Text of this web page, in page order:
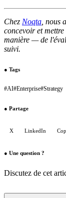
Chez Noqta ,
concevoir et
manière — de
suivi.
● Tags
#AI#Enterprise#Strategy
● Partage
X LinkedIn
● Une question ?
Discutez de cet